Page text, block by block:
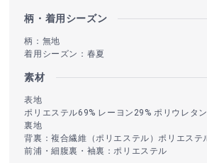
柄・着用シーズン
柄：無地
着用シーズン：春夏
素材
表地
ポリエステル69% レーヨン29% ポリウレタ
裏地
背裏：複合繊維（ポリエステル）ポリエステ
前浦・細腹裏・袖裏：ポリエステル